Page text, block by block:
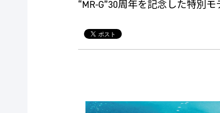
“MR-G”30周年を記念した特別モ